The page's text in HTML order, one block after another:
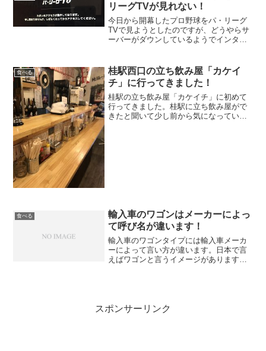
リーグTVが見れない！
今日から開幕したプロ野球をパ・リーグ
TVで見ようとしたのですが、どうやらサ
ーバーがダウンしているようでインター
ャンペーンを開催していましたが予想以
上の申し込みがあったん...
食べる
桂駅西口の立ち飲み屋「カケイ
チ」に行ってきました！
桂駅の立ち飲み屋「カケイチ」に初めて
行ってきました。桂駅に立ち飲み屋がで
きたと聞いて少し前から気になっていま
食べる
輸入車のワゴンはメーカーによっ
て呼び名が違います！
輸入車のワゴンタイプには輸入車メーカ
ーによって言い方が違います。日本で言
えばワゴンと言うイメージがあります
スポンサーリンク